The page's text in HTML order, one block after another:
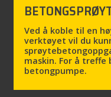
Ved å koble til en
verktøyet vil du
maskin. For å treffe
betongpumpe.